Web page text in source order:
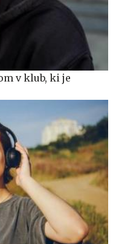
v klub, ki je